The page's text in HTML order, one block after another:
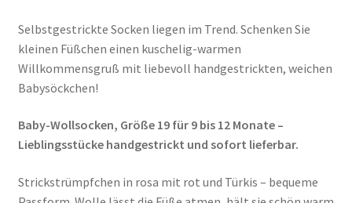
Selbstgestrickte Socken liegen im Trend. Schenken Sie
kleinen Füßchen einen kuschelig-warmen
Willkommensgruß mit liebevoll handgestrickten, weichen
Babysöckchen!
Baby-Wollsocken, Größe 19 für 9 bis 12 Monate –
Lieblingsstücke handgestrickt und sofort lieferbar.
Strickstrümpfchen in rosa mit rot und Türkis – bequeme